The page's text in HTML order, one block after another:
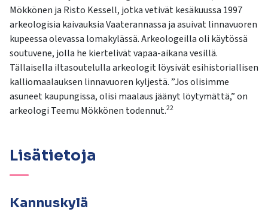
Mökkönen ja Risto Kessell, jotka vetivät kesäkuussa 1997
arkeologisia kaivauksia Vaaterannassa ja asuivat linnavuoren
kupeessa olevassa lomakylässä. Arkeologeilla oli käytössä
soutuvene, jolla he kiertelivät vapaa-aikana vesillä.
Tällaisella iltasoutelulla arkeologit löysivät esihistoriallisen
kalliomaalauksen linnavuoren kyljestä. ”Jos olisimme
asuneet kaupungissa, olisi maalaus jäänyt löytymättä,” on
arkeologi Teemu Mökkönen todennut.22
Lisätietoja
Kannuskylä